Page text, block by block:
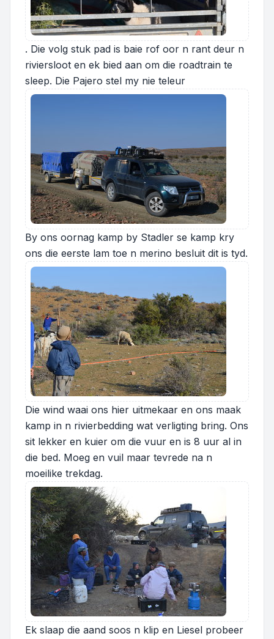
. Die volg stuk pad is baie rof oor n rant deur n
riviersloot en ek bied aan om die roadtrain te
sleep. Die Pajero stel my nie teleur
By ons oornag kamp by Stadler se kamp kry
ons die eerste lam toe n merino besluit dit is tyd.
Die wind waai ons hier uitmekaar en ons maak
kamp in n rivierbedding wat verligting bring. Ons
sit lekker en kuier om die vuur en is 8 uur al in
die bed. Moeg en vuil maar tevrede na n
moeilike trekdag.
Ek slaap die aand soos n klip en Liesel probeer